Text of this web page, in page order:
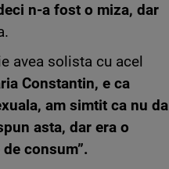
n-a fost o miza, dar
avea solista cu acel
Constantin, e ca
am simtit ca nu da
asta, dar era o
consum”.